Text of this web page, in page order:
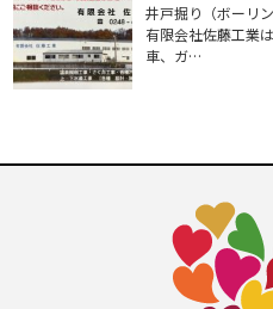
井戸掘り（ボーリ
有限会社佐藤工業
車、ガ…